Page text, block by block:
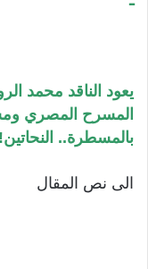
يعود الناقد محمد
المسرح المصري
بالمسطرة.. النحاتين!
الى نص المقال